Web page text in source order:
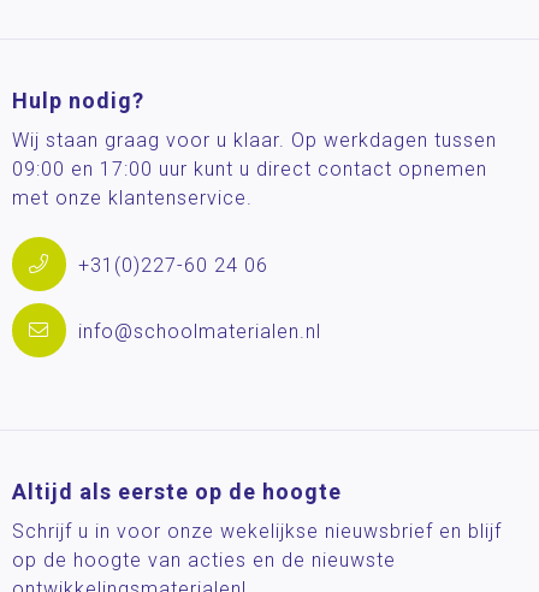
Hulp nodig?
Wij staan graag voor u klaar. Op werkdagen tussen
09:00 en 17:00 uur kunt u direct contact opnemen
met onze klantenservice.
+31(0)227-60 24 06
info@schoolmaterialen.nl
Altijd als eerste op de hoogte
Schrijf u in voor onze wekelijkse nieuwsbrief en blijf
op de hoogte van acties en de nieuwste